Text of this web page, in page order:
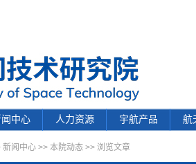
中心 人力资源 宇航产品 航
新闻中心 >> 本院动态 >> 浏览文章